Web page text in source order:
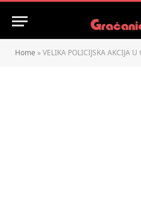
Home »VELIKA POLICIJSKA AKCIJA U